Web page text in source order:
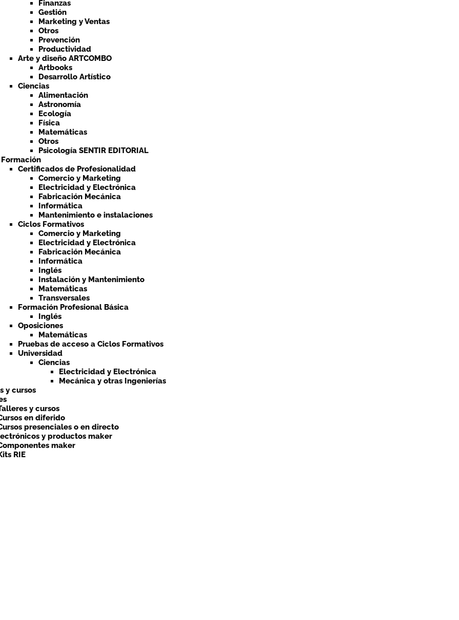
Finanzas
Gestión
Marketing y Ventas
Otros
Prevención
Productividad
Arte y diseño ARTCOMBO
Artbooks
Desarrollo Artístico
Ciencias
Alimentación
Astronomía
Ecología
Física
Matemáticas
Otros
Psicología SENTIR EDITORIAL
Certificados de Profesionalidad
Comercio y Marketing
Electricidad y Electrónica
Fabricación Mecánica
Informática
Mantenimiento e instalaciones
Ciclos Formativos
Comercio y Marketing
Electricidad y Electrónica
Fabricación Mecánica
Informática
Inglés
Instalación y Mantenimiento
Matemáticas
Transversales
Formación Profesional Básica
Inglés
Oposiciones
Matemáticas
Pruebas de acceso a Ciclos Formativos
Universidad
Ciencias
Electricidad y Electrónica
Mecánica y otras Ingenierías
y cursos
y cursos
en diferido
presenciales o en directo
y productos maker
maker
RIE